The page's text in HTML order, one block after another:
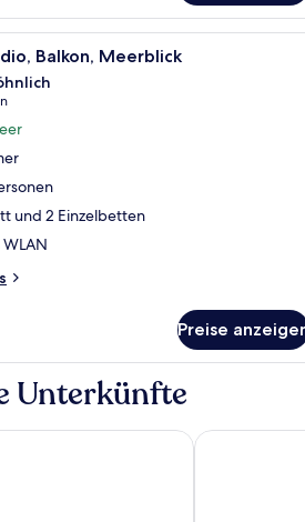
Ein Hotelzimmer mit einem
Balkon, Meerblick
und 2 Einzelbetten
Preise
Unterkünfte
Festa